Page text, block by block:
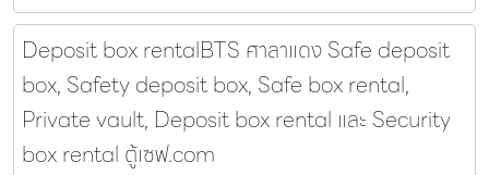
Deposit box rentalBTS ศาลาแดง Safe deposit
box, Safety deposit box, Safe box rental,
Private vault, Deposit box rental และ Security
box rental ตู้เซฟ.com